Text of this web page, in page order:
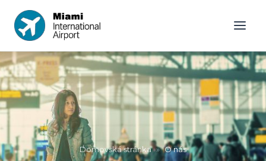
Domovská stránka » O nás